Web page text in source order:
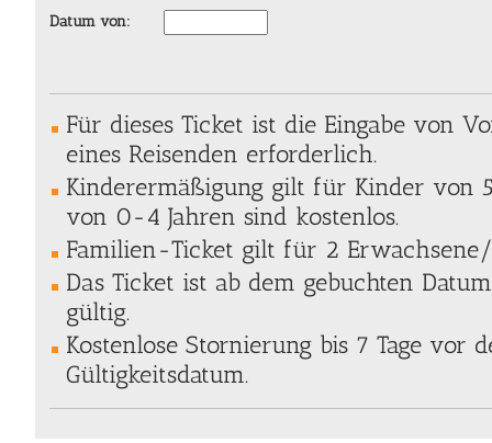
Datum von:
Für dieses Ticket ist die Eingabe von
eines Reisenden erforderlich.
Kinderermäßigung gilt für Kinder von
von 0-4 Jahren sind kostenlos.
Familien-Ticket gilt für 2 Erwachsene/
Das Ticket ist ab dem gebuchten
gültig.
Kostenlose Stornierung bis 7 Tage vor
Gültigkeitsdatum.